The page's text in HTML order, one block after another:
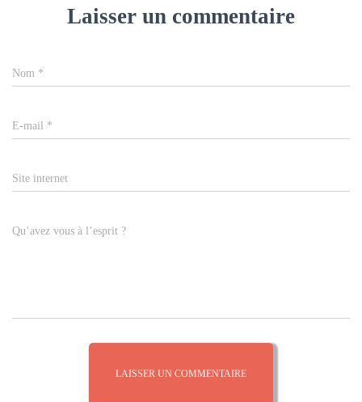
Laisser un commentaire
Nom *
E-mail *
Site internet
Qu’avez vous à l’esprit ?